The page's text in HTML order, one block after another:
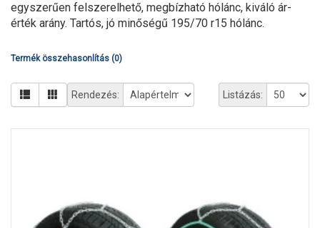
egyszerűen felszerelhető, megbízható hólánc, kiváló ár-
érték arány. Tartós, jó minőségű 195/70 r15 hólánc.
Termék összehasonlítás (0)
Listázás:
Rendezés: